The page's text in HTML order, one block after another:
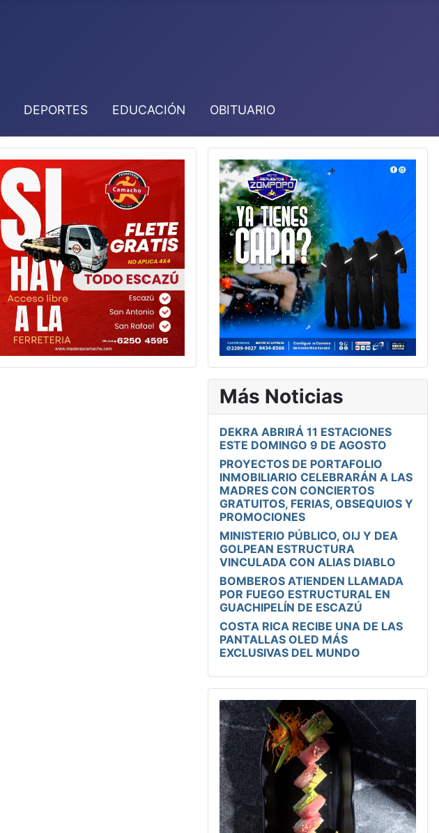
DEPORTES EDUCACIÓN OBITUARIO
Más Noticias
DEKRA ABRIRÁ 11 ESTACIONES
ESTE DOMINGO 9 DE AGOSTO
PROYECTOS DE PORTAFOLIO
INMOBILIARIO CELEBRARÁN A LAS
MADRES CON CONCIERTOS
GRATUITOS, FERIAS, OBSEQUIOS Y
PROMOCIONES
MINISTERIO PÚBLICO, OIJ Y DEA
GOLPEAN ESTRUCTURA
VINCULADA CON ALIAS DIABLO
BOMBEROS ATIENDEN LLAMADA
POR FUEGO ESTRUCTURAL EN
GUACHIPELÍN DE ESCAZÚ
COSTA RICA RECIBE UNA DE LAS
PANTALLAS OLED MÁS
EXCLUSIVAS DEL MUNDO